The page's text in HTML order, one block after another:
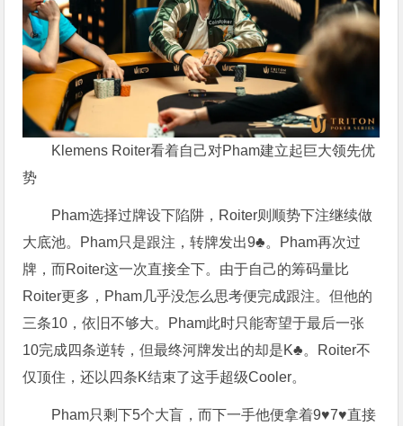
Klemens Roiter看着自己对Pham建立起巨大领先优
势
Pham选择过牌设下陷阱，Roiter则顺势下注继续做
大底池。Pham只是跟注，转牌发出9♣。Pham再次过
牌，而Roiter这一次直接全下。由于自己的筹码量比
Roiter更多，Pham几乎没怎么思考便完成跟注。但他的
三条10，依旧不够大。Pham此时只能寄望于最后一张
10完成四条逆转，但最终河牌发出的却是K♣。Roiter不
仅顶住，还以四条K结束了这手超级Cooler。
Pham只剩下5个大盲，而下一手他便拿着9♥7♥直接